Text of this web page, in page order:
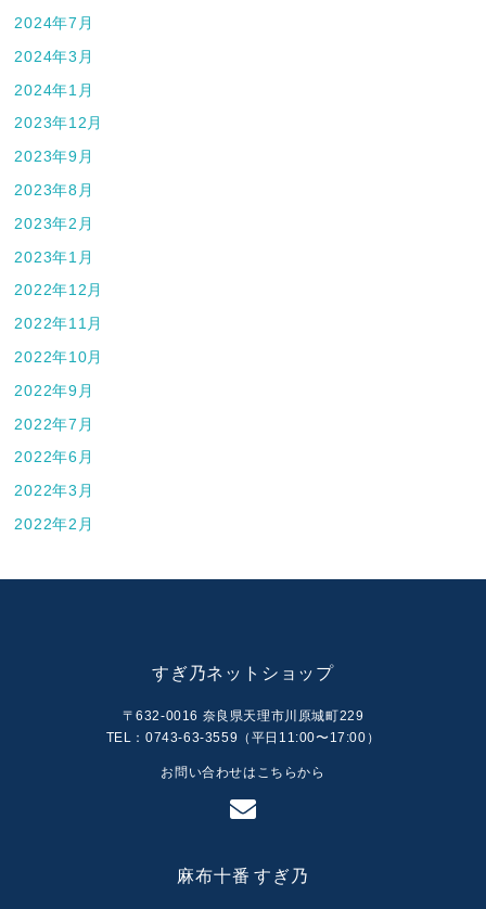
2024年7月
2024年3月
2024年1月
2023年12月
2023年9月
2023年8月
2023年2月
2023年1月
2022年12月
2022年11月
2022年10月
2022年9月
2022年7月
2022年6月
2022年3月
2022年2月
すぎ乃ネットショップ
〒632-0016 奈良県天理市川原城町229
TEL：0743-63-3559（平日11:00〜17:00）
お問い合わせはこちらから
麻布十番 すぎ乃